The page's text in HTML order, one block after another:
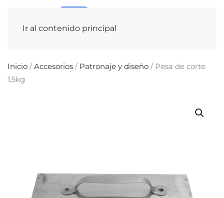
Ir al contenido principal
Inicio /Accesorios / Patronaje y diseño / Pesa de corte
1,5kg